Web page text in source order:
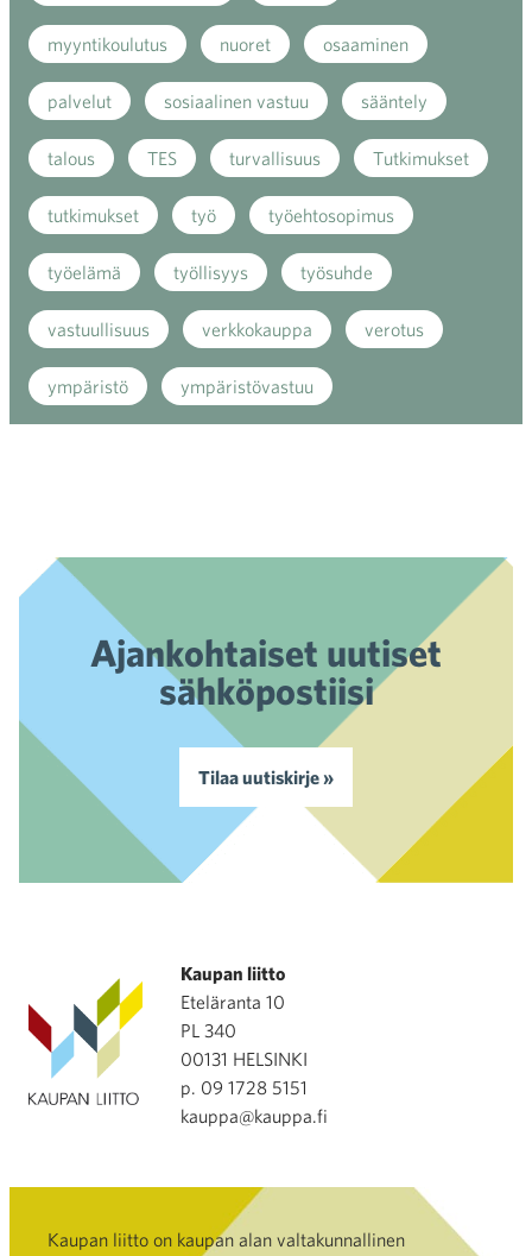
myyntikoulutus nuoret osaaminen
palvelut sosiaalinen vastuu sääntely
talous TES turvallisuus Tutkimukset
tutkimukset työ työehtosopimus
työelämä työllisyys työsuhde
vastuullisuus verkkokauppa verotus
ympäristö ympäristövastuu
Ajankohtaiset uutiset
sähköpostiisi
Tilaa uutiskirje »
Kaupan liitto
Eteläranta 10
PL 340
00131 HELSINKI
p. 09 1728 5151
kauppa@kauppa.fi
Kaupan liitto on kaupan alan valtakunnallinen